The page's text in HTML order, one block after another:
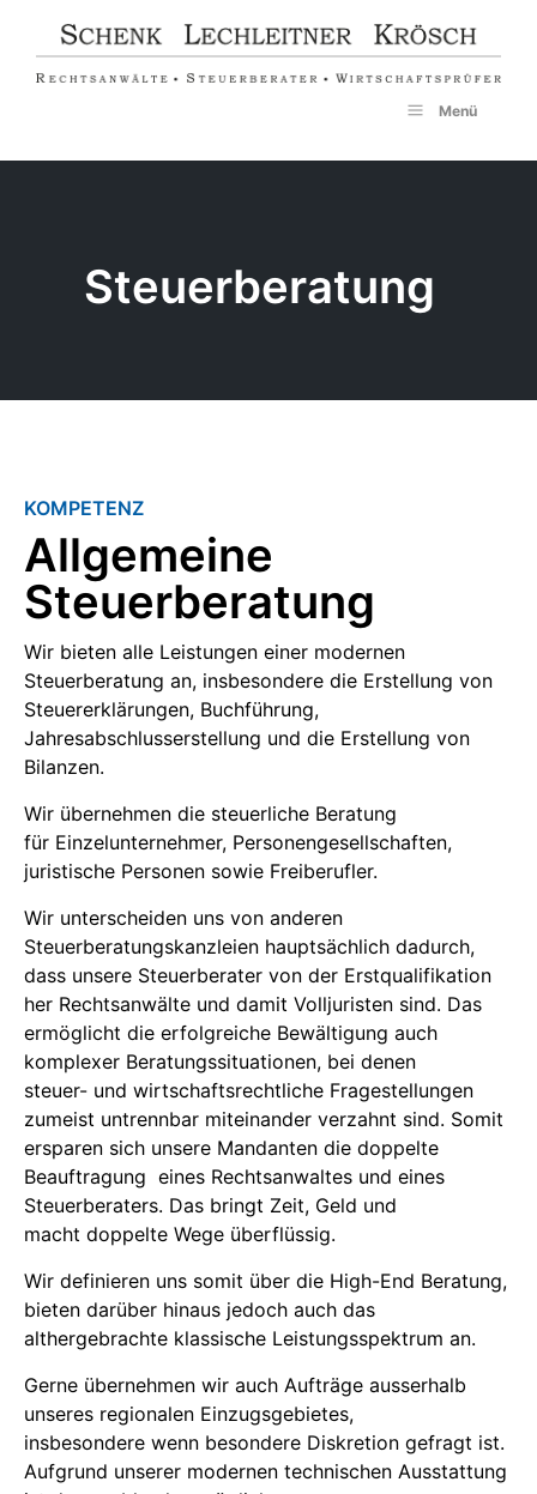
springen
Menü
Steuerberatung
KOMPETENZ
Allgemeine
Steuerberatung
Wir bieten alle Leistungen einer modernen
Steuerberatung an, insbesondere die Erstellung von
Steuererklärungen, Buchführung,
Jahresabschlusserstellung und die Erstellung von
Bilanzen.
Wir übernehmen die steuerliche Beratung
für Einzelunternehmer, Personengesellschaften,
juristische Personen sowie Freiberufler.
Wir unterscheiden uns von anderen
Steuerberatungskanzleien hauptsächlich dadurch,
dass unsere Steuerberater von der Erstqualifikation
her Rechtsanwälte und damit Volljuristen sind. Das
ermöglicht die erfolgreiche Bewältigung auch
komplexer Beratungssituationen, bei denen
steuer- und wirtschaftsrechtliche Fragestellungen
zumeist untrennbar miteinander verzahnt sind. Somit
ersparen sich unsere Mandanten die doppelte
Beauftragung eines Rechtsanwaltes und eines
Steuerberaters. Das bringt Zeit, Geld und
macht doppelte Wege überflüssig.
Wir definieren uns somit über die High-End Beratung,
bieten darüber hinaus jedoch auch das
althergebrachte klassische Leistungsspektrum an.
Gerne übernehmen wir auch Aufträge ausserhalb
unseres regionalen Einzugsgebietes,
insbesondere wenn besondere Diskretion gefragt ist.
Aufgrund unserer modernen technischen Ausstattung